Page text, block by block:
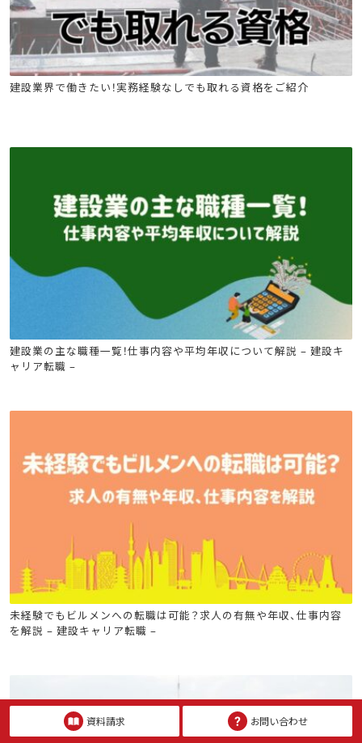
建築施工管理技士 土木施工管理技士 電気工事施工管理技士
建設業界で働きたい！実務経験なしでも取れる資格をご紹介
建設キャリア転職 ビル管 電気工事士 危険物 消防設備士
建設業の主な職種一覧！仕事内容や平均年収について解説 – 建設キ
ャリア転職 –
ビル管 電気工事士 危険物
未経験でもビルメンへの転職は可能？求人の有無や年収、仕事内容
を解説 – 建設キャリア転職 –
資料請求 お問い合わせ